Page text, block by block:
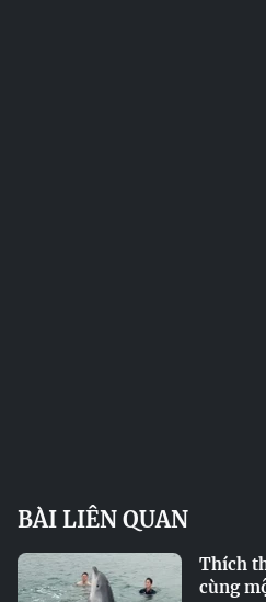
BÀI LIÊN QUAN
Thích
cùng